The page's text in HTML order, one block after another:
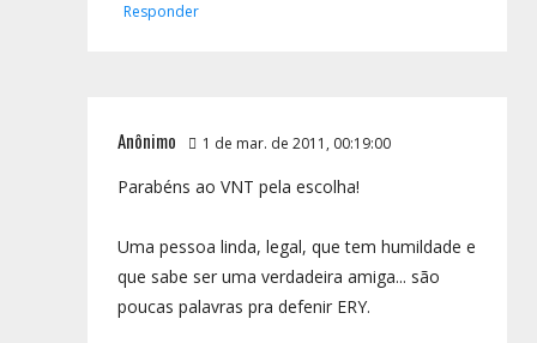
Responder
Anônimo 1 de mar. de 2011, 00:19:00
Parabéns ao VNT pela escolha!
Uma pessoa linda, legal, que tem humildade e
que sabe ser uma verdadeira amiga... são
poucas palavras pra defenir ERY.